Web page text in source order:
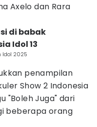
Axelo dan Rara
di babak
Idol 13
Idol 2025
penampilan
Show 2 Indonesia
"Boleh Juga" dari
beberapa orang